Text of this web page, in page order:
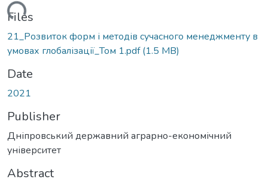
Files
21_Розвиток форм і методів сучасного менеджменту в
умовах глобалізації_Том 1.pdf(1.5 MB)
Date
2021
Publisher
Дніпровський державний аграрно-економічний
університет
Abstract